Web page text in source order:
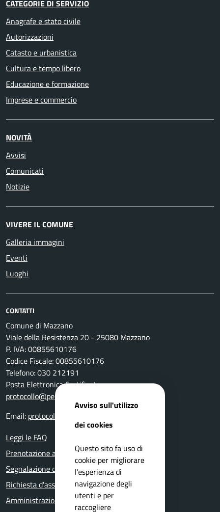
CATEGORIE DI SERVIZIO
Anagrafe e stato civile
Autorizzazioni
Catasto e urbanistica
Cultura e tempo libero
Educazione e formazione
Imprese e commercio
NOVITÀ
Avvisi
Comunicati
Notizie
VIVERE IL COMUNE
Galleria immagini
Eventi
Luoghi
CONTATTI
Comune di Mazzano
Viale della Resistenza 20 - 25080 Mazzano
P. IVA: 00855610176
Codice Fiscale: 00855610176
Telefono: 030 212191
Posta Elettronica Certificata:
protocollo@pec.comune.mazzano.bs.it
Email: protocollo@comune.mazzano.bs.it
Leggi le FAQ
Prenotazione appuntamento
Segnalazione disservizio
Richiesta d'assistenza
Amministrazione trasparente
Avviso sull'utilizzo
dei cookies
Questo sito fa uso di
cookie per migliorare
l’esperienza di
navigazione degli
utenti e per
raccogliere